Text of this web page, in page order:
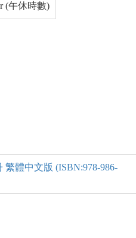
(午休時數)
體中文版 (ISBN:978-986-